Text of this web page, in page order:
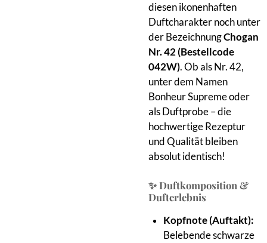
diesen ikonenhaften
Duftcharakter noch unter
der BezeichnungChogan
Nr. 42 (Bestellcode
042W). Ob als Nr. 42,
unter dem Namen
Bonheur Supreme oder
als Duftprobe – die
hochwertige Rezeptur
und Qualität bleiben
absolut identisch!
✨ Duftkomposition &
Dufterlebnis
Kopfnote (Auftakt):
Belebende schwarze